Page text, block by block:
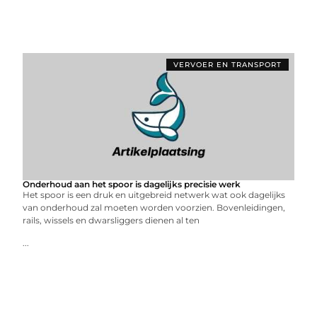
VERVOER EN TRANSPORT
Onderhoud aan het spoor is dagelijks precisie werk
Het spoor is een druk en uitgebreid netwerk wat ook dagelijks
van onderhoud zal moeten worden voorzien. Bovenleidingen,
rails, wissels en dwarsliggers dienen al ten
...